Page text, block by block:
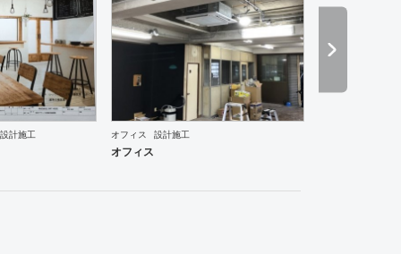
メン・そば・うどん 焼肉・中華料理・韓国料理 その他 オフィス イベントブース・ショー
設計施工 オフィス 設計施工
オフィス